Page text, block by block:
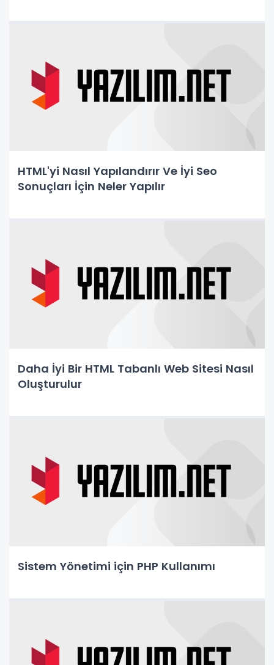
HTML'yi Nasıl Yapılandırır Ve İyi Seo
Sonuçları İçin Neler Yapılır
Daha İyi Bir HTML Tabanlı Web Sitesi Nasıl
Oluşturulur
Sistem Yönetimi için PHP Kullanımı